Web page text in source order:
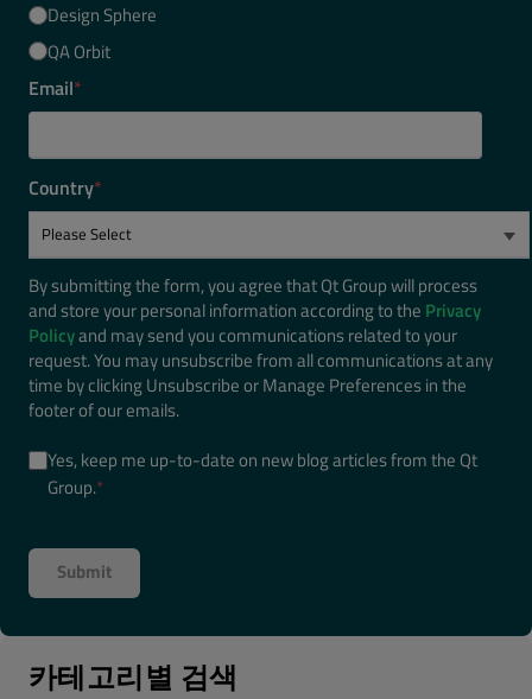
Design Sphere
QA Orbit
Email*
Country*
By submitting the form, you agree that Qt Group will process
and store your personal information according to the Privacy
Policyand may send you communications related to your
request. You may unsubscribe from all communications at any
time by clicking Unsubscribe or Manage Preferences in the
footer of our emails.
Yes, keep me up-to-date on new blog articles from the Qt
Group.*
카테고리별 검색